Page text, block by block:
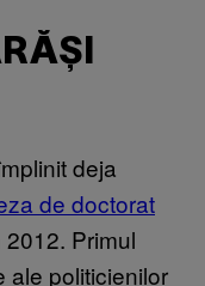
deja
de doctorat
2012. Primul
ale politicienilor